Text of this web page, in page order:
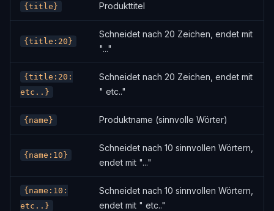
{title} Produkttitel
{title:20}
Schneidet nach 20 Zeichen, endet mit
"..."
{title:20:
etc..}
Schneidet nach 20 Zeichen, endet mit
" etc.."
{name} Produktname (sinnvolle Wörter)
{name:10}
Schneidet nach 10 sinnvollen Wörtern,
endet mit "..."
{name:10:
etc..}
Schneidet nach 10 sinnvollen Wörtern,
endet mit " etc.."